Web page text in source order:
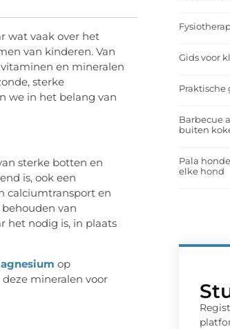
wat vaak over het
van kinderen. Van
en mineralen
sterke
we in het belang van
sterke botten en
is, ook een
calciumtransport en
van
het nodig is, in plaats
op
mineralen voor
Gids voor
Barbecue
buiten
Pala
elke hond